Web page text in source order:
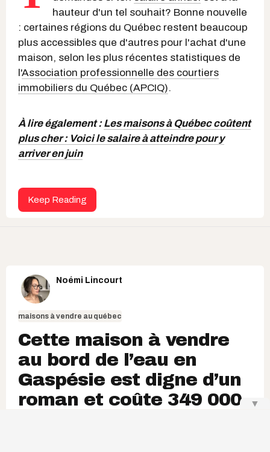
hauteur d'un tel souhait? Bonne nouvelle
: certaines régions du Québec restent beaucoup
plus accessibles que d'autres pour l'achat d'une
maison, selon les plus récentes statistiques de
l'Association professionnelle des courtiers
immobiliers du Québec (APCIQ).
À lire également :Les maisons à Québec coûtent
plus cher : Voici le salaire à atteindre pour y
arriver en juin
Keep Reading
Noémi Lincourt
maisons à vendre au québec
Cette maison à vendre
au bord de l’eau en
Gaspésie est digne d’un
roman et coûte 349 000
▼